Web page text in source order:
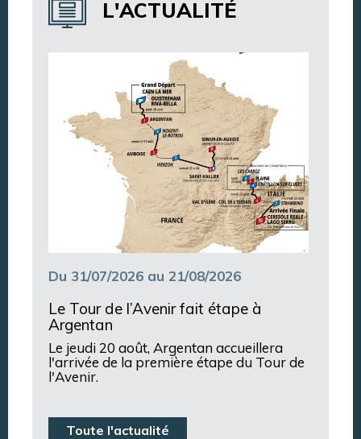
Annuaire des associations
Argentan Aujourd’hui
L'ACTUALITÉ
Du 31/07/2026 au 21/08/2026
Le Tour de l’Avenir fait étape à
Argentan
Le jeudi 20 août, Argentan accueillera
l'arrivée de la première étape du Tour de
l'Avenir.
Toute l'actualité